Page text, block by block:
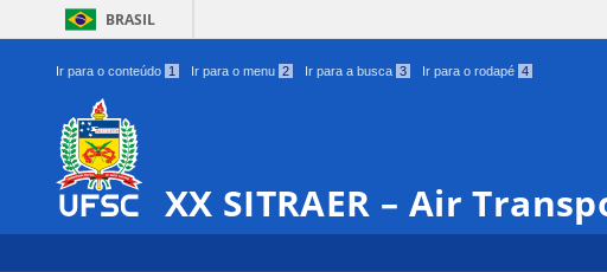
BRASIL
Ir para o conteúdo 1 Ir para o menu 2 Ir para a busca 3 Ir para o rodapé 4
XX SITRAER – Air